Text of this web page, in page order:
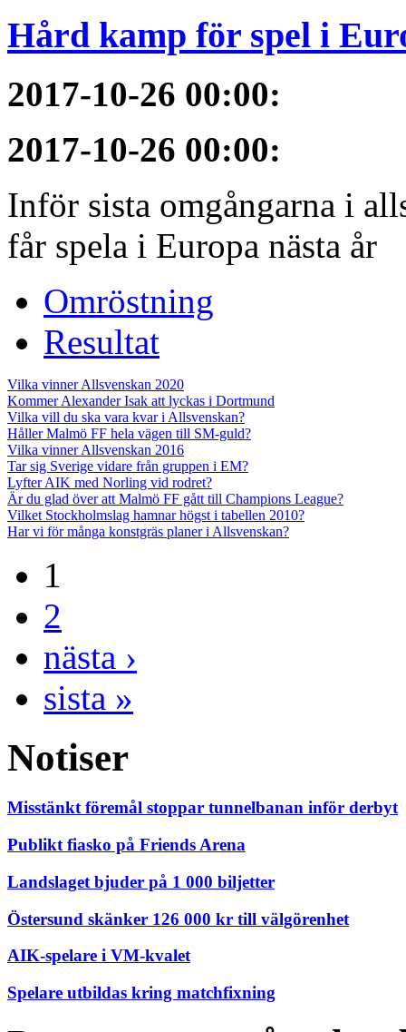
Hård kamp för spel i
2017-10-26 00:00:
2017-10-26 00:00:
Inför sista omgångarna i
får spela i Europa nästa år
Omröstning
Resultat
Vilka vinner Allsvenskan 2020
Kommer Alexander Isak att lyckas i Dortmund
Vilka vill du ska vara kvar i Allsvenskan?
Håller Malmö FF hela vägen till SM-guld?
Vilka vinner Allsvenskan 2016
Tar sig Sverige vidare från gruppen i EM?
Lyfter AIK med Norling vid rodret?
Är du glad över att Malmö FF gått till Champions League?
Vilket Stockholmslag hamnar högst i tabellen 2010?
Har vi för många konstgräs planer i Allsvenskan?
1
2
nästa ›
sista »
Notiser
Misstänkt föremål stoppar tunnelbanan inför derbyt
Publikt fiasko på Friends Arena
Landslaget bjuder på 1 000 biljetter
Östersund skänker 126 000 kr till välgörenhet
AIK-spelare i VM-kvalet
Spelare utbildas kring matchfixning